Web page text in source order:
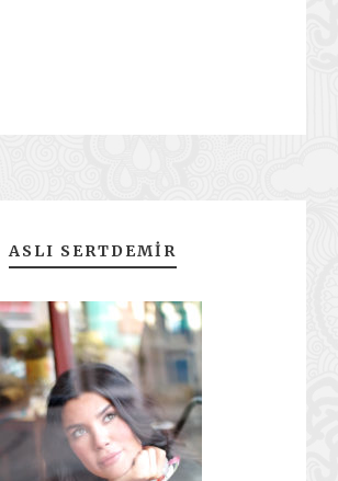
ASLI SERTDEMIR